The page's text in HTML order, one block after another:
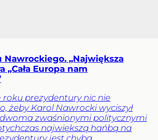
Nawrockiego. „Największa
„Cała Europa nam
roku prezydentury nic nie
żeby Karol Nawrocki wyciszył
zwaśnionymi politycznymi
największą hańbą na